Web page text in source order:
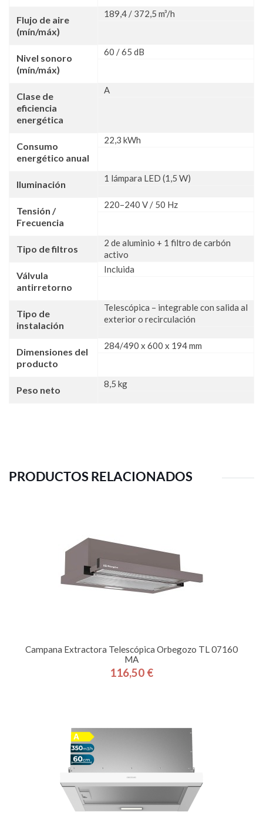
Flujo de aire
(mín/máx)
189,4 / 372,5 m³/h
Nivel sonoro
(mín/máx)
60 / 65 dB
Clase de
eficiencia
energética
A
Consumo
energético anual
22,3 kWh
Iluminación
1 lámpara LED (1,5 W)
Tensión /
Frecuencia
220–240 V / 50 Hz
Tipo de filtros
2 de aluminio + 1 filtro de carbón
activo
Válvula
antirretorno
Incluida
Tipo de
instalación
Telescópica – integrable con salida al
exterior o recirculación
Dimensiones del
producto
284/490 x 600 x 194 mm
Peso neto
8,5 kg
PRODUCTOS RELACIONADOS
Campana Extractora Telescópica Orbegozo TL 07160
MA
Precio
116,50 €